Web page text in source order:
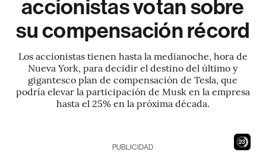
accionistas votan sobre
su compensación récord
Los accionistas tienen hasta la medianoche, hora de
Nueva York, para decidir el destino del último y
gigantesco plan de compensación de Tesla, que
podría elevar la participación de Musk en la empresa
hasta el 25% en la próxima década.
22
PUBLICIDAD